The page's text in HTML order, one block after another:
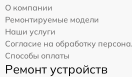
О компании
Ремонтируемые модели
Наши услуги
Согласие на обработку
Способы оплаты
Ремонт устройств